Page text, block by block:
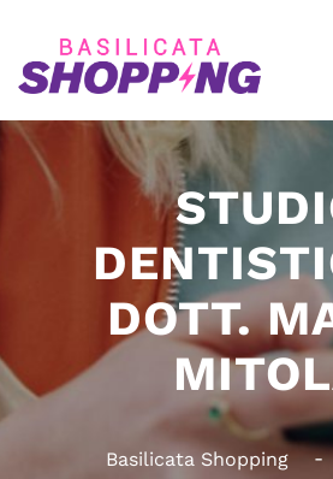
DOTT.
Basilicata Shopping